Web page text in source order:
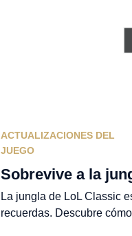
ACTUALIZACIONES DEL
JUEGO
Sobrevive a la
La jungla de LoL Classic
recuerdas. Descubre